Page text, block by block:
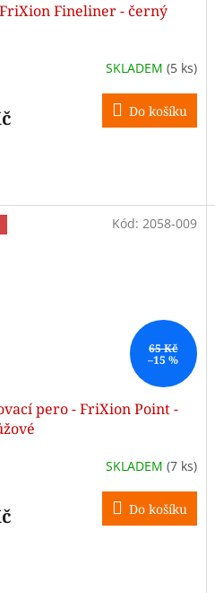
Fineliner - černý
SKLADEM (5 ks)
Do košíku
65 Kč
–15 %
pero - FriXion Point -
SKLADEM (7 ks)
Do košíku
Kód: 2058-009